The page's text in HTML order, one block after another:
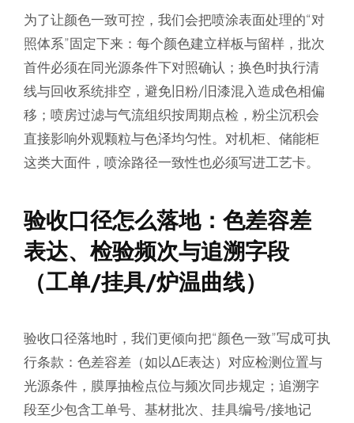
为了让颜色一致可控，我们会把喷涂表面处理的“对
照体系”固定下来：每个颜色建立样板与留样，批次
首件必须在同光源条件下对照确认；换色时执行清
线与回收系统排空，避免旧粉/旧漆混入造成色相偏
移；喷房过滤与气流组织按周期点检，粉尘沉积会
直接影响外观颗粒与色泽均匀性。对机柜、储能柜
这类大面件，喷涂路径一致性也必须写进工艺卡。
验收口径怎么落地：色差容差
表达、检验频次与追溯字段
（工单/挂具/炉温曲线）
验收口径落地时，我们更倾向把“颜色一致”写成可执
行条款：色差容差（如以ΔE表达）对应检测位置与
光源条件，膜厚抽检点位与频次同步规定；追溯字
段至少包含工单号、基材批次、挂具编号/接地记